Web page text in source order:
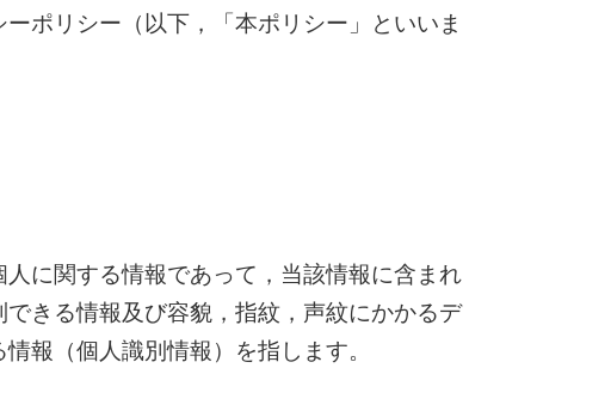
ポリシー（以下，「本ポリシー」といいま
に関する情報であって，当該情報に含まれ
きる情報及び容貌，指紋，声紋にかかるデ
報（個人識別情報）を指します。